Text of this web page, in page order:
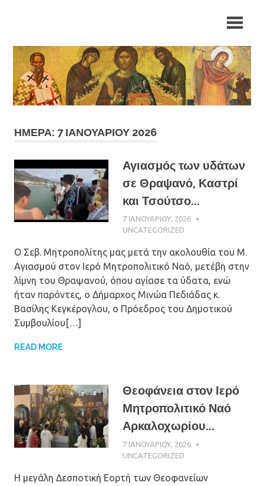
Μητρόπολη
Αρκαλοχωρίου,
Καστελλίου
και
Βιάννου
Καστελλίου
και
Βιάννου
ΗΜΈΡΑ: 7 ΙΑΝΟΥΑΡΊΟΥ 2026
Αγιασμός των υδάτων
σε Θραψανό, Καστρί
και Τσούτσο...
7 ΙΑΝΟΥΑΡΊΟΥ, 2026
UNCATEGORIZED
Ο Σεβ. Μητροπολίτης μας μετά την ακολουθία του Μ.
Αγιασμού στον Ιερό Μητροπολιτικό Ναό, μετέβη στην
λίμνη του Θραψανού, όπου αγίασε τα ύδατα, ενώ
ήταν παρόντες, ο Δήμαρχος Μινώα Πεδιάδας κ.
Βασίλης Κεγκέρογλου, ο Πρόεδρος του Δημοτικού
Συμβουλίου[…]
READ MORE
Θεοφάνεια στον Ιερό
Μητροπολιτικό Ναό
Αρκαλοχωρίου...
7 ΙΑΝΟΥΑΡΊΟΥ, 2026
UNCATEGORIZED
Η μεγάλη Δεσποτική Εορτή των Θεοφανείων